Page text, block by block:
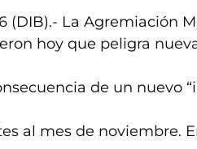
(DIB).- La Agremiación
hoy que peligra
de un nuevo
al mes de noviembre.